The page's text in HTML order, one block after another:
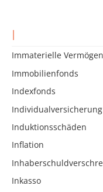
I
Immaterielle
Immobilienfonds
Indexfonds
Individualversicherung
Induktionsschäden
Inflation
Inkasso